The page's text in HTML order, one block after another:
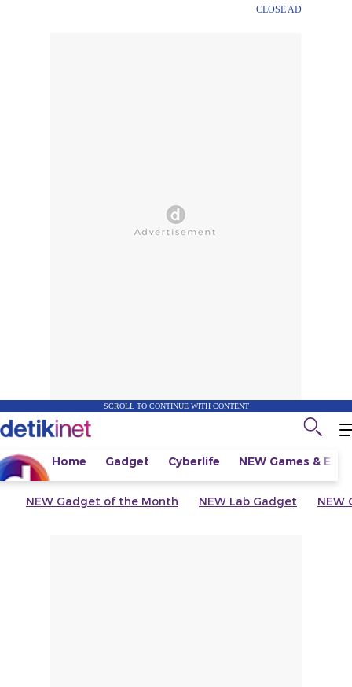
CLOSE AD
SCROLL TO CONTINUE WITH CONTENT
Home Gadget Cyberlife NEW Games &
NEW Gadget of the Month NEW Lab Gadget NEW